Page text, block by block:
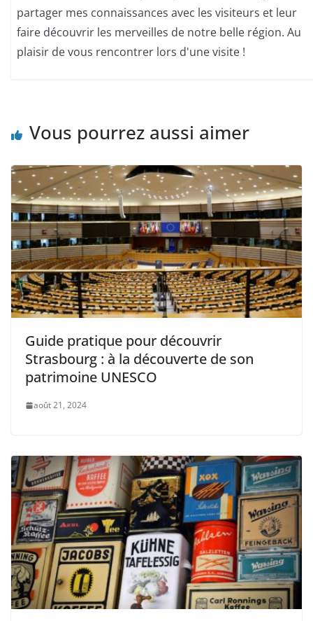
partager mes connaissances avec les visiteurs et leur
faire découvrir les merveilles de notre belle région. Au
plaisir de vous rencontrer lors d'une visite !
Vous pourrez aussi aimer
Guide pratique pour découvrir
Strasbourg : à la découverte de son
patrimoine UNESCO
août 21, 2024